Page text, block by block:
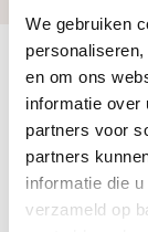
We gebruiken
en om ons
informatie over
partners voor
partners
informatie die
verzameld op